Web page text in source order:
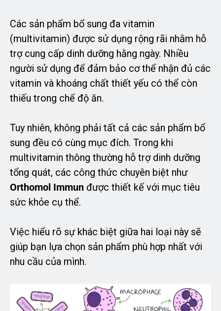
Các sản phẩm bổ sung đa vitamin
(multivitamin) được sử dụng rộng rãi nhằm hỗ
trợ cung cấp dinh dưỡng hằng ngày. Nhiều
người sử dụng để đảm bảo cơ thể nhận đủ các
vitamin và khoáng chất thiết yếu có thể còn
thiếu trong chế độ ăn.
Tuy nhiên, không phải tất cả các sản phẩm bổ
sung đều có cùng mục đích. Trong khi
multivitamin thông thường hỗ trợ dinh dưỡng
tổng quát, các công thức chuyên biệt như
Orthomol Immun được thiết kế với mục tiêu
sức khỏe cụ thể.
Việc hiểu rõ sự khác biệt giữa hai loại này sẽ
giúp bạn lựa chọn sản phẩm phù hợp nhất với
nhu cầu của mình.